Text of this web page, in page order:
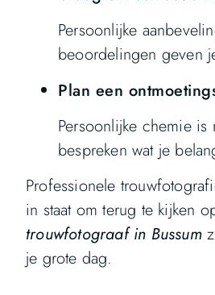
Persoonlijke
beoordelingen geven
Plan een
Persoonlijke chemie
bespreken wat je
Professionele
in staat om terug te kijken
trouwfotograaf in Bussum
je grote dag.